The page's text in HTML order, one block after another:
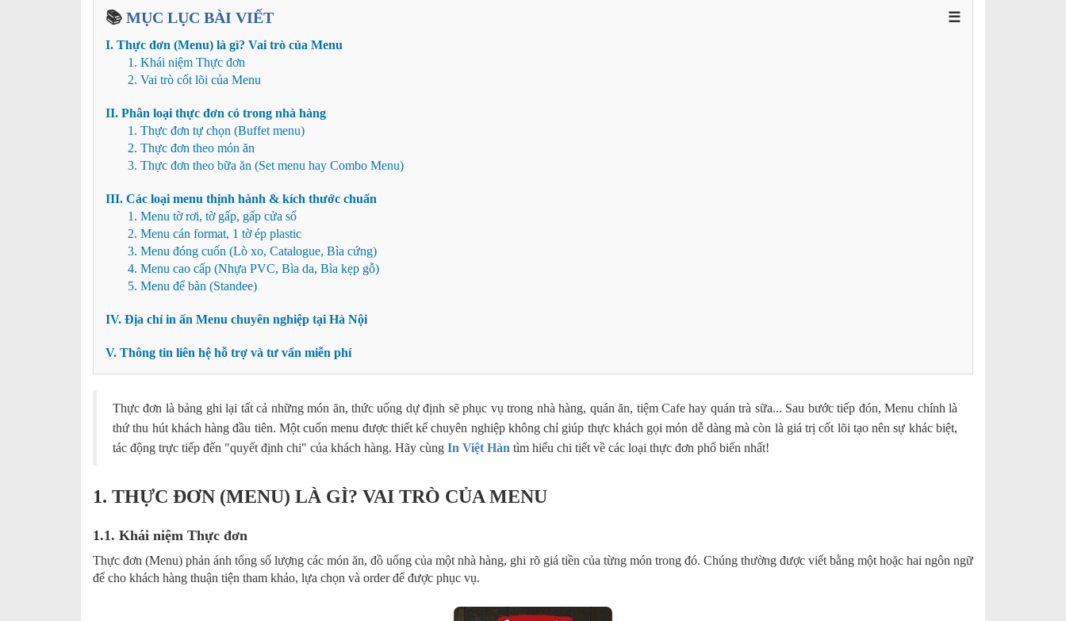
📚 MỤC LỤC BÀI VIẾT ☰
I. Thực đơn (Menu) là gì? Vai trò của Menu
1. Khái niệm Thực đơn
2. Vai trò cốt lõi của Menu
II. Phân loại thực đơn có trong nhà hàng
1. Thực đơn tự chọn (Buffet menu)
2. Thực đơn theo món ăn
3. Thực đơn theo bữa ăn (Set menu hay Combo Menu)
III. Các loại menu thịnh hành & kích thước chuẩn
1. Menu tờ rơi, tờ gấp, gấp cửa sổ
2. Menu cán format, 1 tờ ép plastic
3. Menu đóng cuốn (Lò xo, Catalogue, Bìa cứng)
4. Menu cao cấp (Nhựa PVC, Bìa da, Bìa kẹp gỗ)
5. Menu để bàn (Standee)
IV. Địa chỉ in ấn Menu chuyên nghiệp tại Hà Nội
V. Thông tin liên hệ hỗ trợ và tư vấn miễn phí
Thực đơn là bảng ghi lại tất cả những món ăn, thức uống dự định sẽ phục vụ trong nhà hàng, quán ăn, tiệm Cafe hay quán trà sữa... Sau bước tiếp đón, Menu chính là
thứ thu hút khách hàng đầu tiên. Một cuốn menu được thiết kế chuyên nghiệp không chỉ giúp thực khách gọi món dễ dàng mà còn là giá trị cốt lõi tạo nên sự khác biệt,
tác động trực tiếp đến "quyết định chi" của khách hàng. Hãy cùng In Việt Hàn tìm hiểu chi tiết về các loại thực đơn phổ biến nhất!
1. THỰC ĐƠN (MENU) LÀ GÌ? VAI TRÒ CỦA MENU
1.1. Khái niệm Thực đơn
Thực đơn (Menu) phản ánh tổng số lượng các món ăn, đồ uống của một nhà hàng, ghi rõ giá tiền của từng món trong đó. Chúng thường được viết bằng một hoặc hai ngôn ngữ
để cho khách hàng thuận tiện tham khảo, lựa chọn và order để được phục vụ.